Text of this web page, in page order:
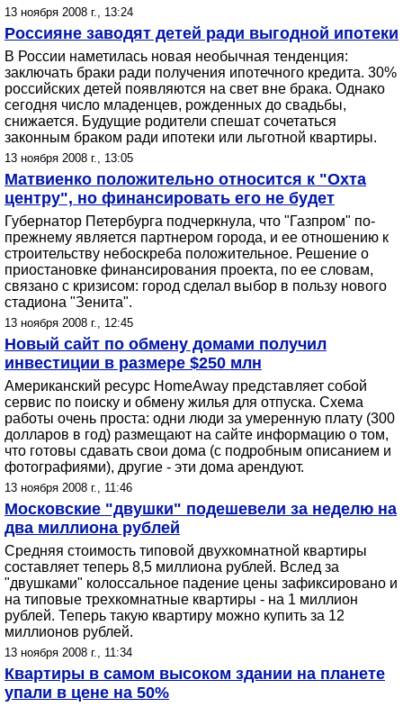
13 ноября 2008 г., 13:24
Россияне заводят детей ради выгодной ипотеки
В России наметилась новая необычная тенденция:
заключать браки ради получения ипотечного кредита. 30%
российских детей появляются на свет вне брака. Однако
сегодня число младенцев, рожденных до свадьбы,
снижается. Будущие родители спешат сочетаться
законным браком ради ипотеки или льготной квартиры.
13 ноября 2008 г., 13:05
Матвиенко положительно относится к "Охта
центру", но финансировать его не будет
Губернатор Петербурга подчеркнула, что "Газпром" по-
прежнему является партнером города, и ее отношению к
строительству небоскреба положительное. Решение о
приостановке финансирования проекта, по ее словам,
связано с кризисом: город сделал выбор в пользу нового
стадиона "Зенита".
13 ноября 2008 г., 12:45
Новый сайт по обмену домами получил
инвестиции в размере $250 млн
Американский ресурс HomeAway представляет собой
сервис по поиску и обмену жилья для отпуска. Схема
работы очень проста: одни люди за умеренную плату (300
долларов в год) размещают на сайте информацию о том,
что готовы сдавать свои дома (с подробным описанием и
фотографиями), другие - эти дома арендуют.
13 ноября 2008 г., 11:46
Московские "двушки" подешевели за неделю на
два миллиона рублей
Средняя стоимость типовой двухкомнатной квартиры
составляет теперь 8,5 миллиона рублей. Вслед за
"двушками" колоссальное падение цены зафиксировано и
на типовые трехкомнатные квартиры - на 1 миллион
рублей. Теперь такую квартиру можно купить за 12
миллионов рублей.
13 ноября 2008 г., 11:34
Квартиры в самом высоком здании на планете
упали в цене на 50%